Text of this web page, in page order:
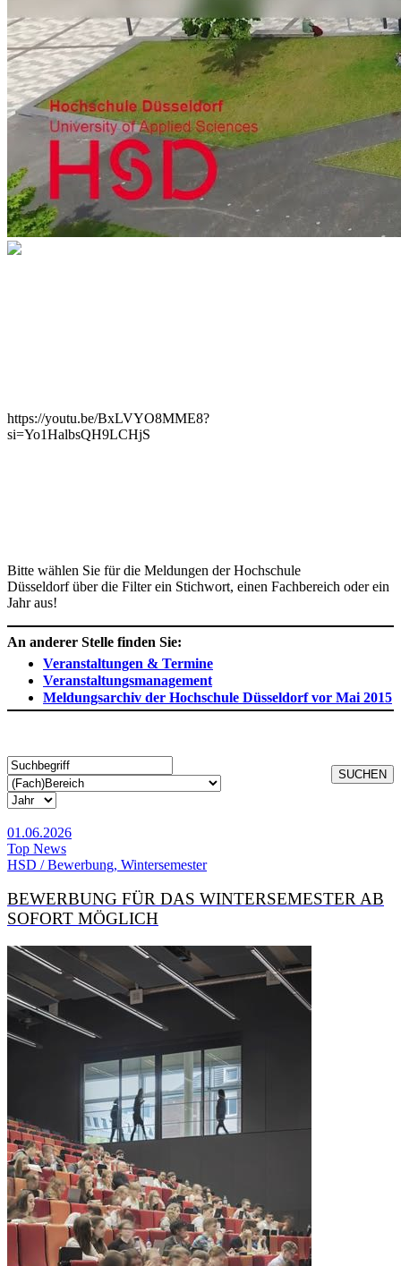
https://youtu.be/BxLVYO8MME8?
si=Yo1HalbsQH9LCHjS
Bitte wählen Sie für die Meldungen der Hochschule
Düsseldorf über die Filter ein Stichwort, einen Fachbereich oder ein
Jahr aus!
An anderer Stelle finden Sie:
Veranstaltungen & Termine
Veranstaltungsmanagement
Meldungsarchiv der Hochschule Düsseldorf vor Mai 2015
SUCHEN
01.06.2026
Top News
HSD / Bewerbung, Wintersemester
BEWERBUNG FÜR DAS WINTER­SEMESTER AB
SOFORT MÖGLICH